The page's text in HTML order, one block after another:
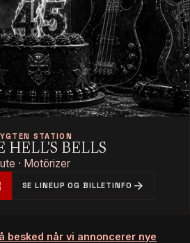
STATION
HELL'S BELLS
· Motörizer
SE LINEUP OG BILLETINFO arrow_forward
besked når vi annoncerer nye